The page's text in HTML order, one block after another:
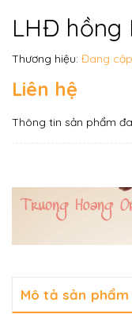
LHĐ hồng
Thương hiệu: Đang
Liên hệ
Thông tin sản phẩm
Mô tả sản phẩm